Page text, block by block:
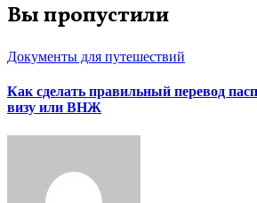
Вы пропустили
Документы для путешествий
Как сделать правильный перевод
визу или ВНЖ